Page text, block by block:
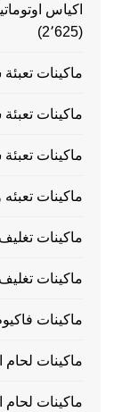
اكياس
(2٬625)
ماكينات
ماكينات
ماكينات
ماكينات
ماكينات
ماكينات
ماكينات
ماكينات
ماكينات لحام